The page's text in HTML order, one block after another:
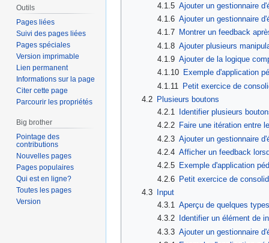
4.1.5 Ajouter un gestionnaire
4.1.6 Ajouter un gestionnaire
4.1.7 Montrer un feedback
4.1.8 Ajouter plusieurs
4.1.9 Ajouter de la logique
4.1.10 Exemple d'application
4.1.11
Petit exercice de
4.2
Plusieurs boutons
4.2.1
Identifier plusieurs
4.2.2 Faire une itération entre
4.2.3 Ajouter un gestionnaire
4.2.4 Afficher un feedback
4.2.5 Exemple d'application
4.2.6 Petit exercice de
4.3
Input
4.3.1
Aperçu de quelques
4.3.2
Identifier un élément de
4.3.3 Ajouter un gestionnaire
Outils
Pages liées
Suivi des pages liées
Pages spéciales
Version imprimable
Lien permanent
Informations sur la page
Citer cette page
Parcourir les propriétés
Big brother
Pointage des
contributions
Nouvelles pages
Pages populaires
Qui est en ligne?
Toutes les pages
Version